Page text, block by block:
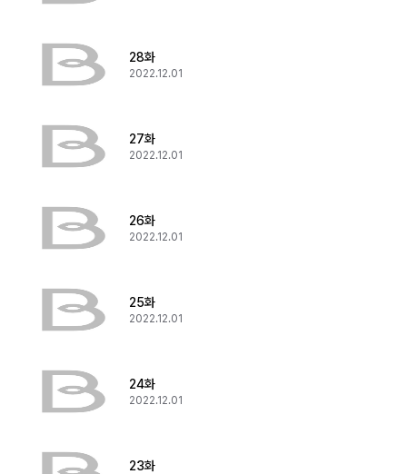
28화
2022.12.01
27화
2022.12.01
26화
2022.12.01
25화
2022.12.01
24화
2022.12.01
23화